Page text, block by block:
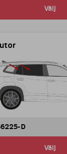
Välj
D
Välj